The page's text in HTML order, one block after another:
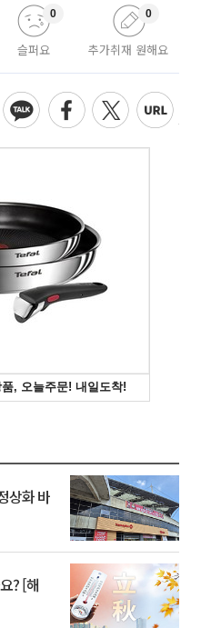
슬퍼요
0
추가취재 원해요
0
상화 바
? [해